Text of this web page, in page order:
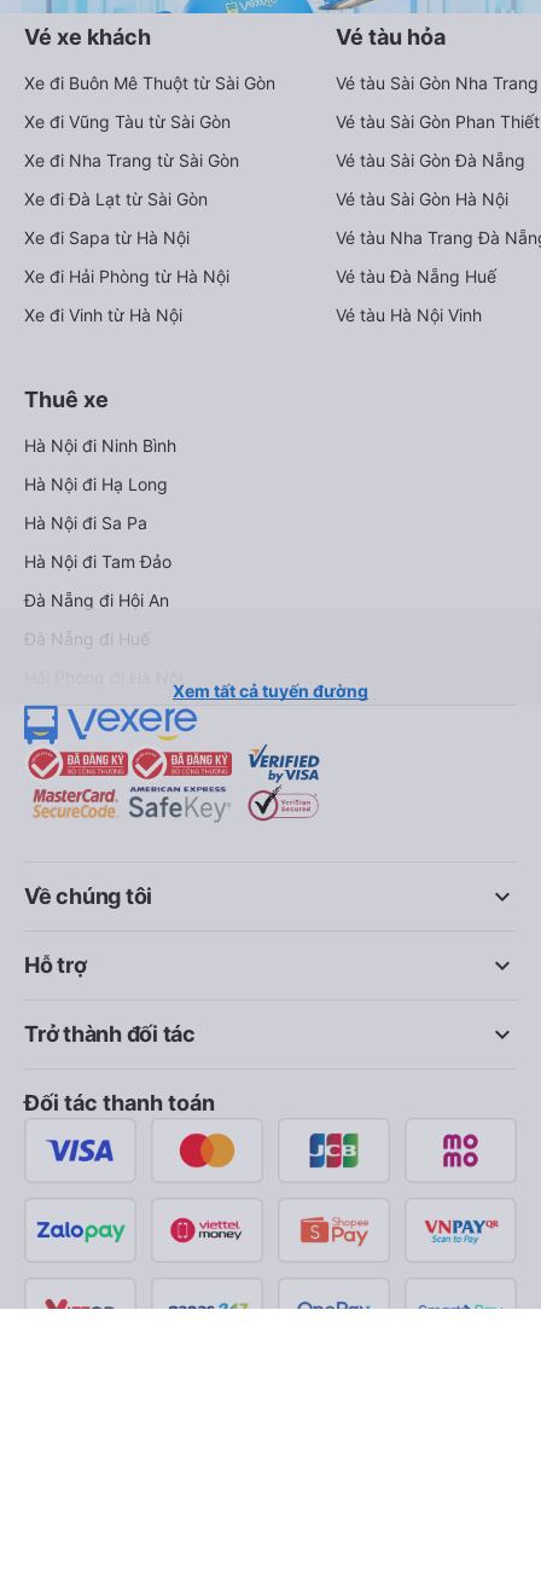
Vé xe khách
Xe đi Buôn Mê Thuột từ Sài Gòn
Xe đi Vũng Tàu từ Sài Gòn
Xe đi Nha Trang từ Sài Gòn
Xe đi Đà Lạt từ Sài Gòn
Xe đi Sapa từ Hà Nội
Xe đi Hải Phòng từ Hà Nội
Xe đi Vinh từ Hà Nội
Vé tàu hỏa
Vé tàu Sài Gòn Nha Trang
Vé tàu Sài Gòn Phan Thiết
Vé tàu Sài Gòn Đà Nẵng
Vé tàu Sài Gòn Hà Nội
Vé tàu Nha Trang Đà
Vé tàu Đà Nẵng Huế
Vé tàu Hà Nội Vinh
Thuê xe
Hà Nội đi Ninh Bình
Hà Nội đi Hạ Long
Hà Nội đi Sa Pa
Hà Nội đi Tam Đảo
Đà Nẵng đi Hội An
Đà Nẵng đi Huế
Xem tất cả tuyến đường
keyboard_arrow_down
Về chúng tôi
keyboard_arrow_down
Hỗ trợ
keyboard_arrow_down
Trở thành đối tác
Đối tác thanh toán